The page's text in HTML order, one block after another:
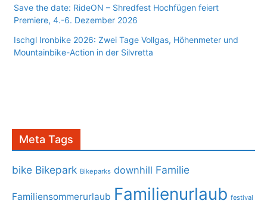
Save the date: RideON – Shredfest Hochfügen feiert
Premiere, 4.-6. Dezember 2026
Ischgl Ironbike 2026: Zwei Tage Vollgas, Höhenmeter und
Mountainbike-Action in der Silvretta
Meta Tags
bike Bikepark Bikeparks downhill Familie
Familiensommerurlaub Familienurlaub festival